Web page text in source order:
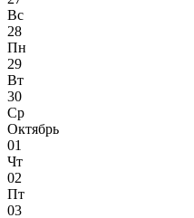
Вс
28
Пн
29
Вт
30
Ср
Октябрь
01
Чт
02
Пт
03